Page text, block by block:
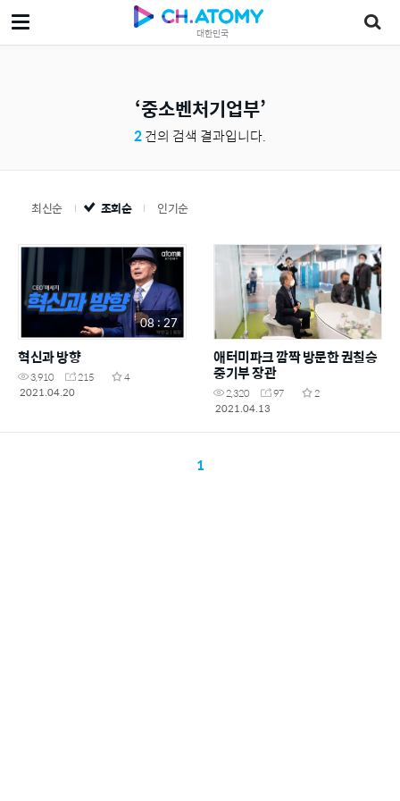
대한민국
중소벤처기업부
2건의 검색 결과입니다.
최신순 조회순 인기순
08 : 27
혁신과 방향
3,910 215
4
2021.04.20
애터미파크 깜짝 방문한 권칠승
중기부 장관
2,320 97
2
2021.04.13
1